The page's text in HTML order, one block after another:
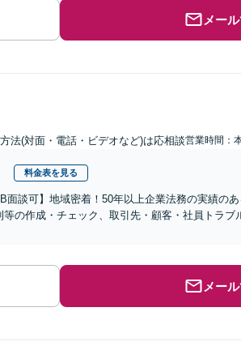
メー
法(対面・電話・ビデオなど)は応相談営業時間：
料金表を見る
面談可】地域密着！50年以上企業法務の実績の
の作成・チェック、取引先・顧客・社員トラ
メー